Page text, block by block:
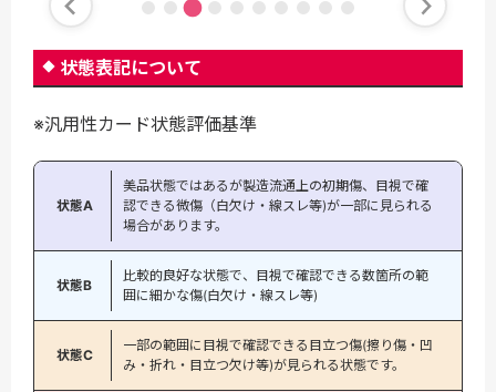
状態表記について
※汎用性カード状態評価基準
状態A
美品状態ではあるが製造流通上の初期傷、目視で確
認できる微傷（白欠け・線スレ等)が一部に見られる
場合があります。
状態B
比較的良好な状態で、目視で確認できる数箇所の範
囲に細かな傷(白欠け・線スレ等)
状態C
一部の範囲に目視で確認できる目立つ傷(擦り傷・凹
み・折れ・目立つ欠け等)が見られる状態です。